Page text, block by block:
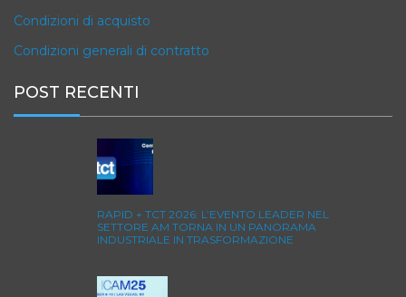
Condizioni di acquisto
Condizioni generali di contratto
POST RECENTI
RAPID + TCT 2026: L’EVENTO LEADER NEL
SETTORE AM TORNA IN UN PANORAMA
INDUSTRIALE IN TRASFORMAZIONE